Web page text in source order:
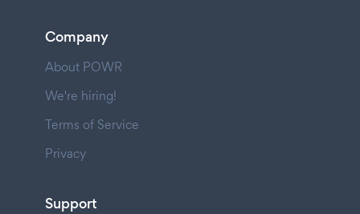
Company
About POWR
We're hiring!
Terms of Service
Privacy
Support